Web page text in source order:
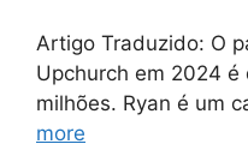
Artigo Traduzido: O
Upchurch em 2024
milhões. Ryan é um
more